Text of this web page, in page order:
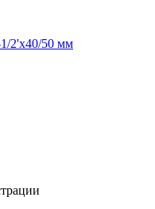
2'х40/50 мм